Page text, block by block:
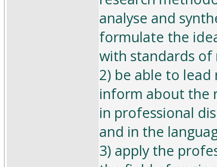
analyse and
formulate the
with standards of
2) be able to
inform about the
in professional
and in the
3) apply the